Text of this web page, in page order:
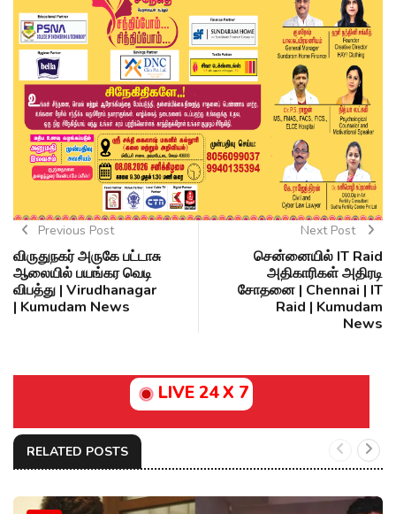
Previous Post
விருதுநகர் அருகே பட்டாசு
ஆலையில் பயங்கர வெடி
விபத்து | Virudhanagar
| Kumudam News
Next Post
சென்னையில் IT Raid
அதிகாரிகள் அதிரடி
சோதனை | Chennai | IT
Raid | Kumudam
News
LIVE 24 X 7
RELATED POSTS